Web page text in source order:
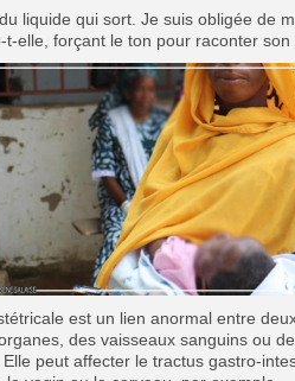
du liquide qui sort. Je suis obligée de
t-elle, forçant le ton pour raconter son
est un lien anormal entre
des vaisseaux sanguins ou
peut affecter le tractus gastro-